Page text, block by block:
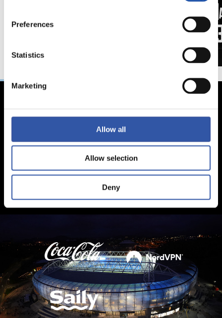
Preferences
Statistics
Marketing
Allow all
Allow selection
Deny